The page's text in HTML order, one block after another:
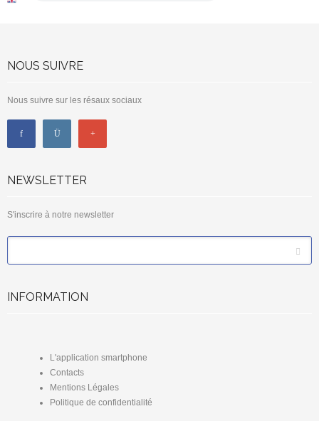
NOUS SUIVRE
Nous suivre sur les résaux sociaux
NEWSLETTER
S'inscrire à notre newsletter
INFORMATION
L'application smartphone
Contacts
Mentions Légales
Politique de confidentialité